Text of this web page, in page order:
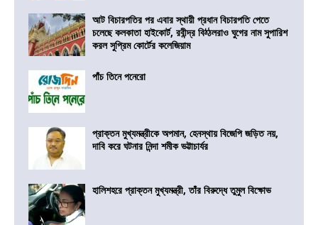
আট বিচারপতির পর এবার স্থায়ী প্রধান বিচারপতি পেতে
চলেছে কলকাতা হাইকোর্ট, রবীন্দ্র বিঠ্ঠলরাও ঘুগের নাম সুপারিশ
করল সুপ্রিম কোর্টের কলেজিয়াম
পাঁচ তিনে পনেরো
প্রাক্তন মুখ্যমন্ত্রীকে অপমান, হেনস্থায় বিজেপি জড়িত নয়,
দাবি করে ঘটনার নিন্দা শমীক ভট্টাচার্যর
হালিশহরে প্রাক্তন মুখ্যমন্ত্রী, তাঁর বিরুদ্ধে তুমুল বিক্ষোভ